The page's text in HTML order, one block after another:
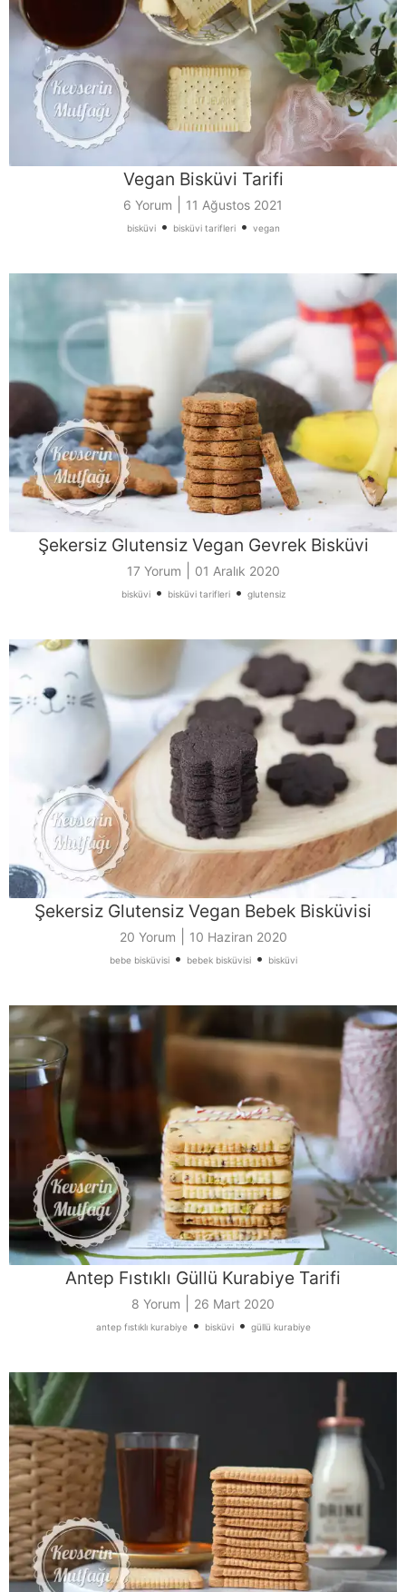
Vegan Bisküvi Tarifi
6 Yorum 11 Ağustos 2021
bisküvi• bisküvi tarifleri• vegan
Şekersiz Glutensiz Vegan Gevrek Bisküvi
17 Yorum 01 Aralık 2020
bisküvi• bisküvi tarifleri• glutensiz
Şekersiz Glutensiz Vegan Bebek Bisküvisi
20 Yorum 10 Haziran 2020
bebe bisküvisi• bebek bisküvisi• bisküvi
Antep Fıstıklı Güllü Kurabiye Tarifi
8 Yorum 26 Mart 2020
antep fıstıklı kurabiye• bisküvi• güllü kurabiye